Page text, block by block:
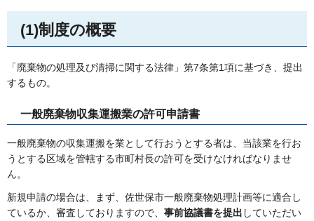
(1)制度の概要
「廃棄物の処理及び清掃に関する法律」第7条第1項に基づき、提出
するもの。
一般廃棄物収集運搬業の許可申請書
一般廃棄物の収集運搬を業として行おうとする者は、当該業を行お
うとする区域を管轄する市町村長の許可を受けなければなりませ
ん。
新規申請の場合は、まず、佐世保市一般廃棄物処理計画等に適合し
ているか、審査しておりますので、 事前協議書を提出 していただい